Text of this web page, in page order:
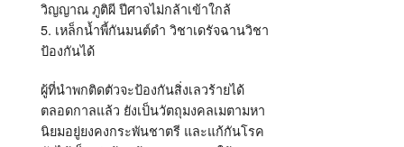
วิญญาณ ภูติผี ปีศาจไม่กล้าเข้าใกล้
5. เหล็กน้ำพี้กันมนต์ดำ วิชาเดรัจฉานวิชา
ป้องกันได้
ผู้ที่นำพกติดตัวจะป้องกันสิ่งเลวร้ายได้
ตลอดกาลแล้ว ยังเป็นวัตถุมงคลเมตามหา
นิยมอยู่ยงคงกระพันชาตรี และแก้กันโรค